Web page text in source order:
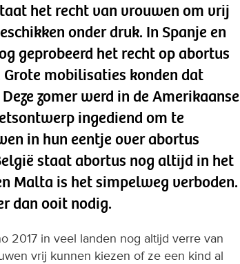
het recht van vrouwen om vrij
onder druk. In Spanje en
geprobeerd het recht op abortus
mobilisaties konden dat
zomer werd in de Amerikaanse
ingediend om te
in hun eentje over abortus
staat abortus nog altijd in het
Malta is het simpelweg verboden.
dan ooit nodig.
2017 in veel landen nog altijd verre van
vrij kunnen kiezen of ze een kind al